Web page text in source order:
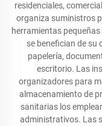
residenciales,
organiza suministros
herramientas
se benefician de su
papelería,
escritorio. Las
organizadores para
almacenamiento de
sanitarias los
administrativos. Las